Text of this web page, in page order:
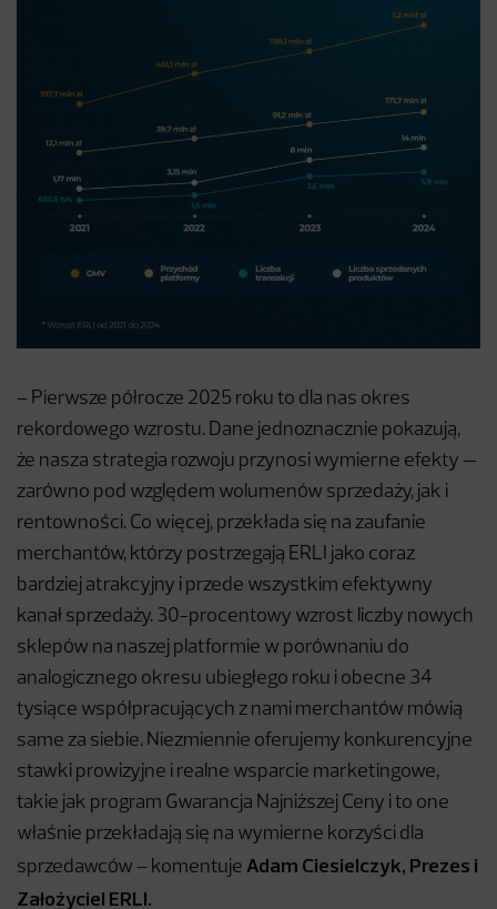
– Pierwsze półrocze 2025 roku to dla nas okres
rekordowego wzrostu. Dane jednoznacznie pokazują,
że nasza strategia rozwoju przynosi wymierne efekty —
zarówno pod względem wolumenów sprzedaży, jak i
rentowności. Co więcej, przekłada się na zaufanie
merchantów, którzy postrzegają ERLI jako coraz
bardziej atrakcyjny i przede wszystkim efektywny
kanał sprzedaży. 30-procentowy wzrost liczby nowych
sklepów na naszej platformie w porównaniu do
analogicznego okresu ubiegłego roku i obecne 34
tysiące współpracujących z nami merchantów mówią
same za siebie. Niezmiennie oferujemy konkurencyjne
stawki prowizyjne i realne wsparcie marketingowe,
takie jak program Gwarancja Najniższej Ceny i to one
właśnie przekładają się na wymierne korzyści dla
sprzedawców – komentuje Adam Ciesielczyk, Prezes i
Założyciel ERLI.